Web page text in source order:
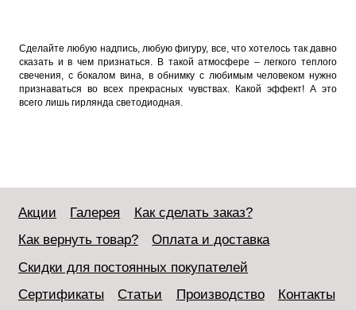
Сделайте любую надпись, любую фигуру, все, что хотелось так давно
сказать и в чем признаться. В такой атмосфере – легкого теплого
свечения, с бокалом вина, в обнимку с любимым человеком нужно
признаваться во всех прекрасных чувствах. Какой эффект! А это
всего лишь гирлянда светодиодная.
Акции Галерея
Как сделать заказ?
Как вернуть товар?
Оплата и доставка
Скидки для постоянных покупателей
Сертификаты
Статьи Производство Контакты